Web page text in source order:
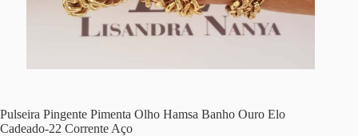
Pulseira Pingente Pimenta Olho Hamsa Banho Ouro Elo
Cadeado-22 Corrente Aço